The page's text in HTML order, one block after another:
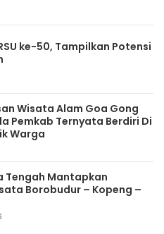
ke-50, Tampilkan Potensi
Wisata Alam Goa Gong
Pemkab Ternyata Berdiri Di
Warga
Tengah Mantapkan
Borobudur – Kopeng –